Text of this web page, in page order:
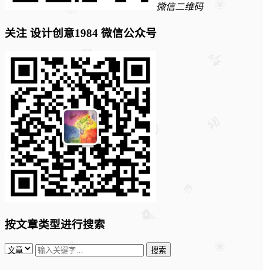
微信二维码
关注 设计创意1984 微信公众号
按文章类型进行搜索